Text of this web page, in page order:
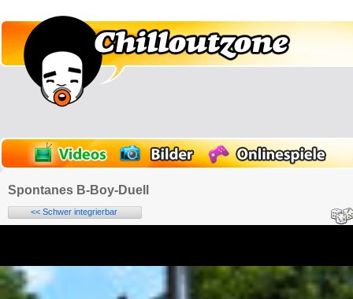
Spontanes B-Boy-Duell
<< Schwer integrierbar